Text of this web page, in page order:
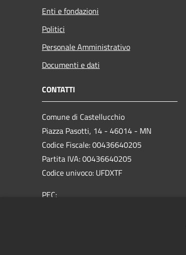
Enti e fondazioni
Politici
Personale Amministrativo
Documenti e dati
CONTATTI
Comune di Castellucchio
Piazza Pasotti, 14 - 46014 - MN
Codice Fiscale: 00436640205
Partita IVA: 00436640205
Codice univoco: UFDXTF
PEC: